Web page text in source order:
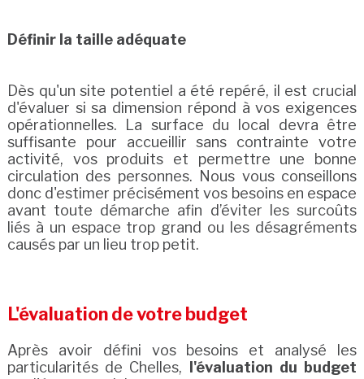
Définir la taille adéquate
Dès qu'un site potentiel a été repéré, il est crucial
d'évaluer si sa dimension répond à vos exigences
opérationnelles. La surface du local devra être
suffisante pour accueillir sans contrainte votre
activité, vos produits et permettre une bonne
circulation des personnes. Nous vous conseillons
donc d'estimer précisément vos besoins en espace
avant toute démarche afin d’éviter les surcoûts
liés à un espace trop grand ou les désagréments
causés par un lieu trop petit.
L'évaluation de votre budget
Après avoir défini vos besoins et analysé les
particularités de Chelles,
l'évaluation du budget